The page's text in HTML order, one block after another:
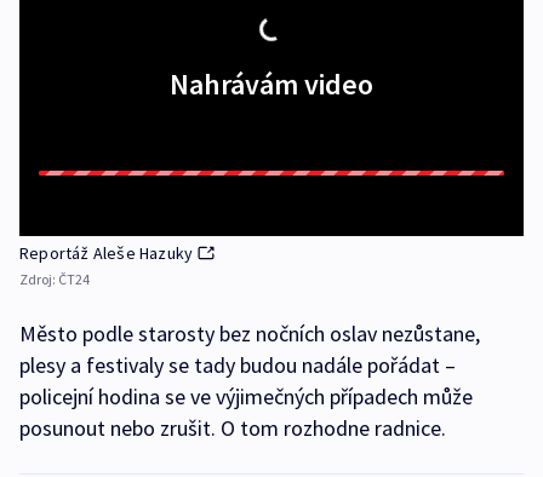
Nahrávám video
Reportáž Aleše Hazuky
Zdroj: ČT24
Město podle starosty bez nočních oslav nezůstane,
plesy a festivaly se tady budou nadále pořádat –
policejní hodina se ve výjimečných případech může
posunout nebo zrušit. O tom rozhodne radnice.